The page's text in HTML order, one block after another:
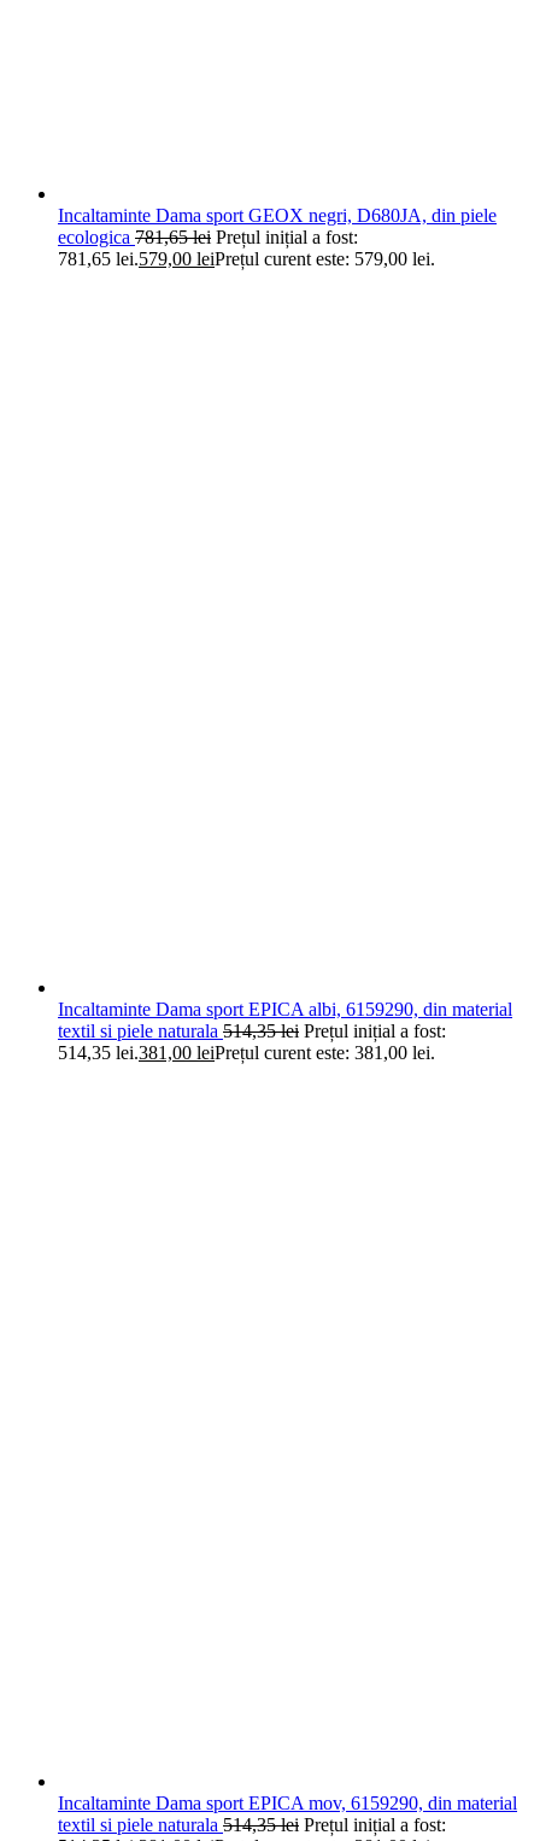
Incaltaminte Dama sport GEOX negri, D680JA, din piele
ecologica 781,65lei Prețul inițial a fost:
781,65 lei.579,00 leiPrețul curent este: 579,00 lei.
Incaltaminte Dama sport EPICA albi, 6159290, din material
textil si piele naturala 514,35lei Prețul inițial a fost:
514,35 lei.381,00 leiPrețul curent este: 381,00 lei.
Incaltaminte Dama sport EPICA mov, 6159290, din material
textil si piele naturala 514,35lei Prețul inițial a fost: